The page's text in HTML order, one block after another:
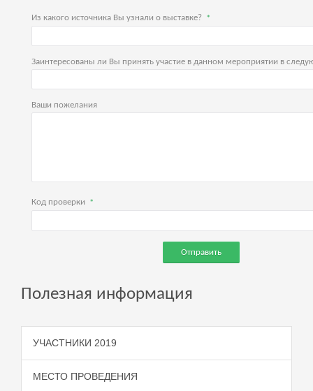
Из какого источника Вы узнали о выставке?
Заинтересованы ли Вы принять участие в данном мероприятии в
Ваши пожелания
Код проверки
Отправить
Полезная информация
УЧАСТНИКИ 2019
МЕСТО ПРОВЕДЕНИЯ